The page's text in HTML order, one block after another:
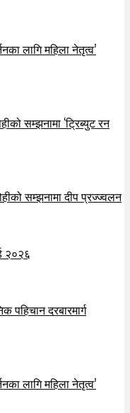
लागि महिला नेतृत्व’
सम्झनामा ‘ट्रिब्युट रन
सम्झनामा दीप प्रज्ज्वलन
२०२६
पहिचान दरबारमार्ग
लागि महिला नेतृत्व’